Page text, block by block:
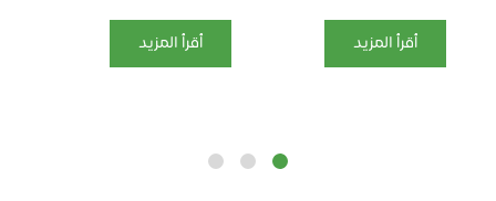
أقرأ المزيد أقرأ المزيد